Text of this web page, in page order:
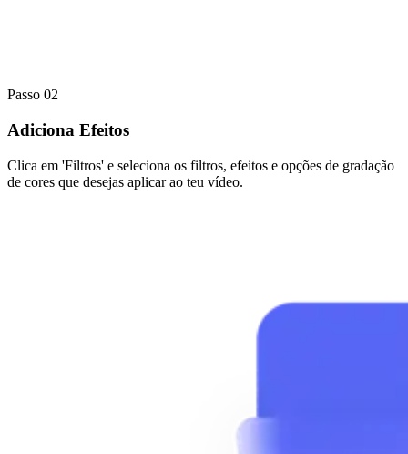
Passo 02
Adiciona Efeitos
Clica em 'Filtros' e seleciona os filtros, efeitos e opções de gradação
de cores que desejas aplicar ao teu vídeo.